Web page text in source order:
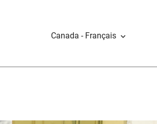
Canada - Français